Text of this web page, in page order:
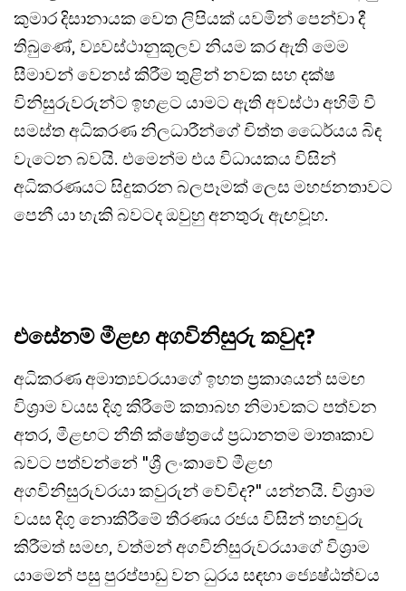
කුමාර දිසානායක වෙත ලිපියක් යවමින් පෙන්වා දී
තිබුණේ, ව්‍යවස්ථානුකූලව නියම කර ඇති මෙම
සීමාවන් වෙනස් කිරීම තුළින් නවක සහ දක්ෂ
විනිසුරුවරුන්ට ඉහළට යාමට ඇති අවස්ථා අහිමි වී
සමස්ත අධිකරණ නිලධාරීන්ගේ චිත්ත ධෛර්යය බිඳ
වැටෙන බවයි. එමෙන්ම එය විධායකය විසින්
අධිකරණයට සිදුකරන බලපෑමක් ලෙස මහජනතාවට
පෙනී යා හැකි බවටද ඔවුහු අනතුරු ඇඟවූහ.
එසේනම් මීළඟ අගවිනිසුරු කවුද?
අධිකරණ අමාත්‍යවරයාගේ ඉහත ප්‍රකාශයන් සමඟ
විශ්‍රාම වයස දිගු කිරීමේ කතාබහ නිමාවකට පත්වන
අතර, මීළඟට නීති ක්ෂේත්‍රයේ ප්‍රධානතම මාතෘකාව
බවට පත්වන්නේ "ශ්‍රී ලංකාවේ මීළඟ
අගවිනිසුරුවරයා කවුරුන් වේවිද?" යන්නයි. විශ්‍රාම
වයස දිගු නොකිරීමේ තීරණය රජය විසින් තහවුරු
කිරීමත් සමඟ, වත්මන් අගවිනිසුරුවරයාගේ විශ්‍රාම
යාමෙන් පසු පුරප්පාඩු වන ධුරය සඳහා ජ්‍යෙෂ්ඨත්වය